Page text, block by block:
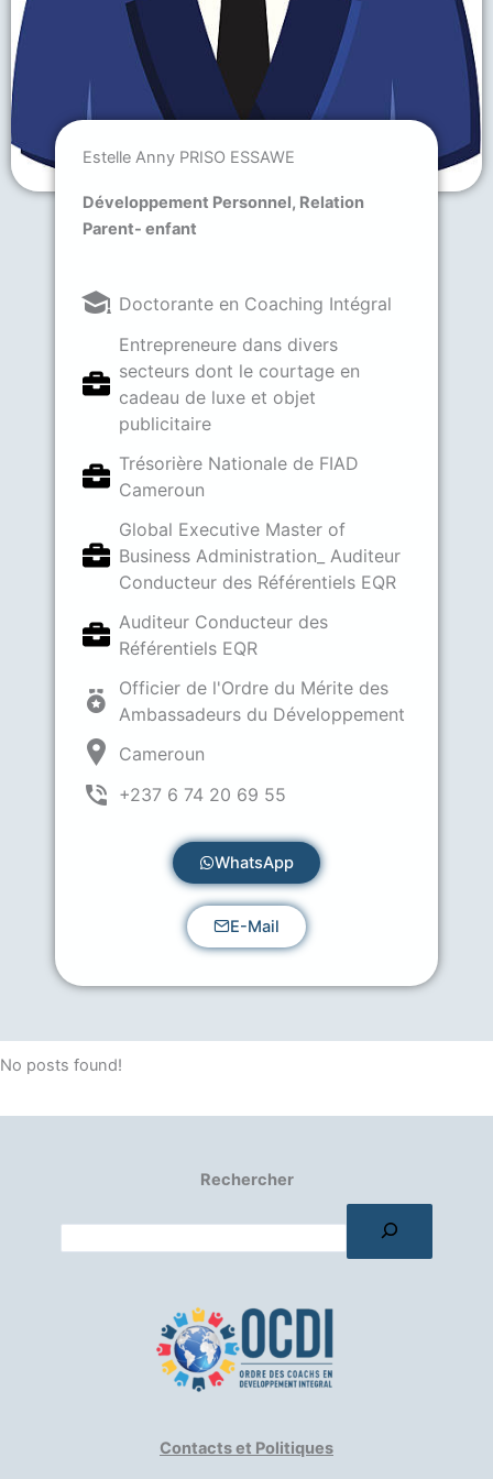
Estelle Anny PRISO ESSAWE
Développement Personnel, Relation
Parent- enfant
Doctorante en Coaching Intégral
Entrepreneure dans divers
secteurs dont le courtage en
cadeau de luxe et objet
publicitaire
Trésorière Nationale de FIAD
Cameroun
Global Executive Master of
Business Administration_ Auditeur
Conducteur des Référentiels EQR
Auditeur Conducteur des
Référentiels EQR
Officier de l'Ordre du Mérite des
Ambassadeurs du Développement
Cameroun
+237 6 74 20 69 55
WhatsApp
E-Mail
No posts found!
Rechercher
Contacts et Politiques